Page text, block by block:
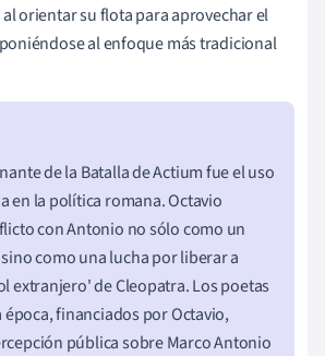
orientar su flota para aprovechar el
al enfoque más tradicional
de la Batalla de Actium fue el uso
en la política romana. Octavio
con Antonio no sólo como un
como una lucha por liberar a
extranjero' de Cleopatra. Los poetas
época, financiados por Octavio,
pública sobre Marco Antonio